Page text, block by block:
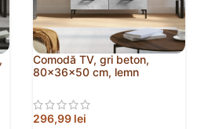
Comodă TV, gri beton,
80x36x50 cm, lemn
296,99 lei